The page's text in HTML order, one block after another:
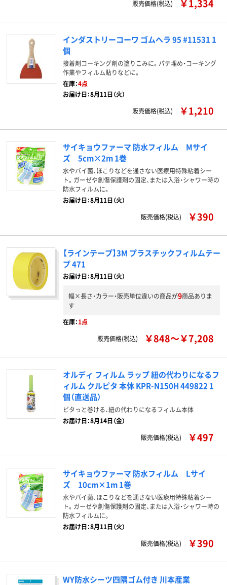
販売価格(税込) ￥1,334
インダストリーコーワ ゴムヘラ 95 #11531 1
個
接着剤コーキング剤の塗りこみに。パテ埋め・コーキング
作業やフィルム貼りなどに。
在庫：4点
お届け日：8月11日（火）
販売価格(税込)
￥1,210
サイキョウファーマ 防水フィルム Mサイ
ズ 5cm×2m 1巻
水やバイ菌、ほこりなどを通さない医療用特殊粘着シー
ト。ガーゼや創傷保護剤の固定、または入浴・シャワー時の
防水フィルムに。
お届け日：8月11日（火）
販売価格(税込)
￥390
【ラインテープ】3M プラスチックフィルムテー
プ 471
お届け日：8月11日（火）
幅×長さ・カラー・販売単位違いの商品が9商品ありま
す
在庫：1点
販売価格(税込)
￥848～￥7,208
オルディ フィルム ラップ 紐の代わりになるフ
ィルム クルピタ 本体 KPR-N150H 449822 1
個（直送品）
ピタっと巻ける、紐の代わりになるフィルム本体
お届け日：8月14日（金）
販売価格(税込)
￥497
サイキョウファーマ 防水フィルム Lサイ
ズ 10cm×1m 1巻
水やバイ菌、ほこりなどを通さない医療用特殊粘着シー
ト。ガーゼや創傷保護剤の固定、または入浴・シャワー時の
防水フィルムに。
お届け日：8月11日（火）
販売価格(税込)
￥390
WY防水シーツ四隅ゴム付き 川本産業